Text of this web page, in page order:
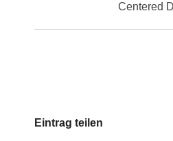
Centered
Eintrag teilen